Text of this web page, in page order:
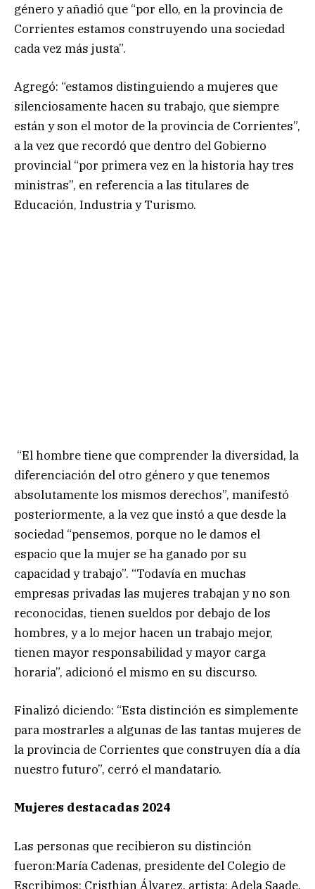
género y añadió que “por ello, en la provincia de
Corrientes estamos construyendo una sociedad
cada vez más justa”.
Agregó: “estamos distinguiendo a mujeres que
silenciosamente hacen su trabajo, que siempre
están y son el motor de la provincia de Corrientes”,
a la vez que recordó que dentro del Gobierno
provincial “por primera vez en la historia hay tres
ministras”, en referencia a las titulares de
Educación, Industria y Turismo.
“El hombre tiene que comprender la diversidad, la
diferenciación del otro género y que tenemos
absolutamente los mismos derechos”, manifestó
posteriormente, a la vez que instó a que desde la
sociedad “pensemos, porque no le damos el
espacio que la mujer se ha ganado por su
capacidad y trabajo”. “Todavía en muchas
empresas privadas las mujeres trabajan y no son
reconocidas, tienen sueldos por debajo de los
hombres, y a lo mejor hacen un trabajo mejor,
tienen mayor responsabilidad y mayor carga
horaria”, adicionó el mismo en su discurso.
Finalizó diciendo: “Esta distinción es simplemente
para mostrarles a algunas de las tantas mujeres de
la provincia de Corrientes que construyen día a día
nuestro futuro”, cerró el mandatario.
Mujeres destacadas 2024
Las personas que recibieron su distinción
fueron:María Cadenas, presidente del Colegio de
Escribimos; Cristhian Álvarez, artista; Adela Saade,